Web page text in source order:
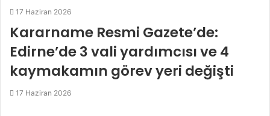
17 Haziran 2026
Kararname Resmi Gazete’de:
Edirne’de 3 vali yardımcısı ve 4
kaymakamın görev yeri değişti
17 Haziran 2026